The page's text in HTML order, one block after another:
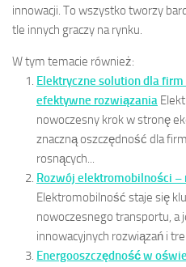
innowacji. To wszystko tworzy
tle innych graczy na rynku.
W tym temacie również:
Elektryczne solution dla
efektywne rozwiązania
nowoczesny krok w stronę
znaczną oszczędność dla
rosnących...
Rozwój elektromobilności
Elektromobilność staje się
nowoczesnego transportu, a
innowacyjnych rozwiązań i
Energooszczędność w